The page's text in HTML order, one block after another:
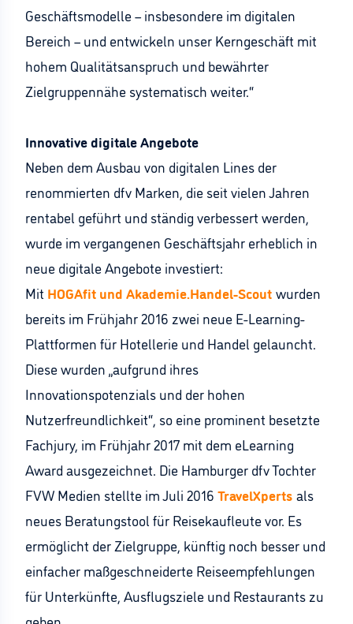
Geschäftsmodelle – insbesondere im digitalen
Bereich – und entwickeln unser Kerngeschäft mit
hohem Qualitätsanspruch und bewährter
Zielgruppennähe systematisch weiter.“
Innovative digitale Angebote
Neben dem Ausbau von digitalen Lines der
renommierten dfv Marken, die seit vielen Jahren
rentabel geführt und ständig verbessert werden,
wurde im vergangenen Geschäftsjahr erheblich in
neue digitale Angebote investiert:
Mit HOGAfit und Akademie.Handel-Scout wurden
bereits im Frühjahr 2016 zwei neue E-Learning-
Plattformen für Hotellerie und Handel gelauncht.
Diese wurden „aufgrund ihres
Innovationspotenzials und der hohen
Nutzerfreundlichkeit“, so eine prominent besetzte
Fachjury, im Frühjahr 2017 mit dem eLearning
Award ausgezeichnet. Die Hamburger dfv Tochter
FVW Medien stellte im Juli 2016 TravelXperts als
neues Beratungstool für Reisekaufleute vor. Es
ermöglicht der Zielgruppe, künftig noch besser und
einfacher maßgeschneiderte Reiseempfehlungen
für Unterkünfte, Ausflugsziele und Restaurants zu